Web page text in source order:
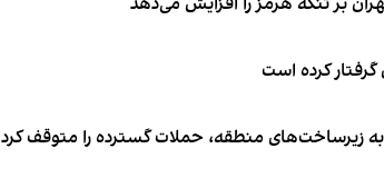
گرفتار کرده است
به زیرساخت‌های منطقه، حملات گسترده را متوقف کرد